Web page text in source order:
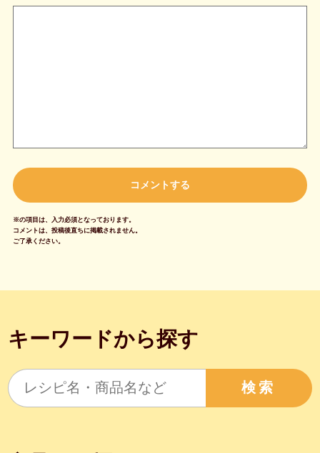
※の項目は、入力必須となっております。
コメントは、投稿後直ちに掲載されません。
ご了承ください。
キーワードから探す
検索